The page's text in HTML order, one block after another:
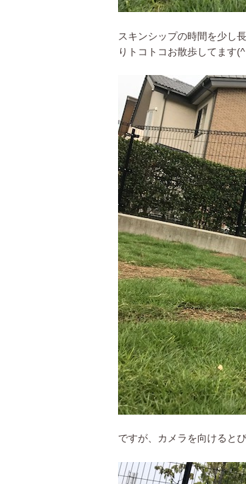
スキンシップの時間を少し
りトコトコお散歩してます
ですが、カメラを向けると